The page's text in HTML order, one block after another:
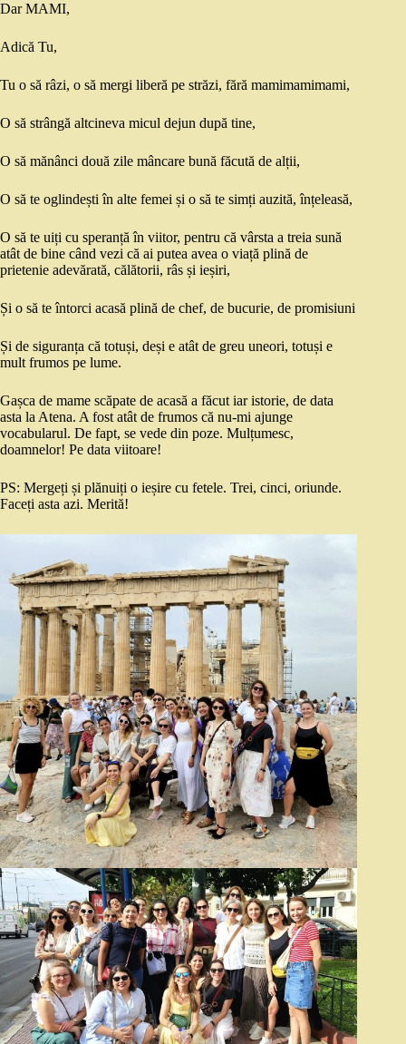
Dar MAMI,
Adică Tu,
Tu o să râzi, o să mergi liberă pe străzi, fără mamimamimami,
O să strângă altcineva micul dejun după tine,
O să mănânci două zile mâncare bună făcută de alții,
O să te oglindești în alte femei și o să te simți auzită, înțeleasă,
O să te uiți cu speranță în viitor, pentru că vârsta a treia sună
atât de bine când vezi că ai putea avea o viață plină de
prietenie adevărată, călătorii, râs și ieșiri,
Și o să te întorci acasă plină de chef, de bucurie, de promisiuni
Și de siguranța că totuși, deși e atât de greu uneori, totuși e
mult frumos pe lume.
Gașca de mame scăpate de acasă a făcut iar istorie, de data
asta la Atena. A fost atât de frumos că nu-mi ajunge
vocabularul. De fapt, se vede din poze. Mulțumesc,
doamnelor! Pe data viitoare!
PS: Mergeți și plănuiți o ieșire cu fetele. Trei, cinci, oriunde.
Faceți asta azi. Merită!